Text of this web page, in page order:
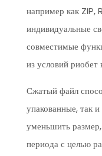
например как ZIP,
индивидуальные
совместимые
из условий риобет
Сжатый файл
упакованные, так
уменьшить
периода с целью